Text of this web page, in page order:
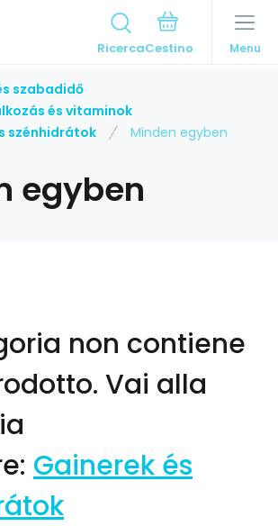
Ricerca Menu
szabadidő
és vitaminok
szénhidrátok
Minden egyben
egyben
non contiene
Vai alla
Gainerek és